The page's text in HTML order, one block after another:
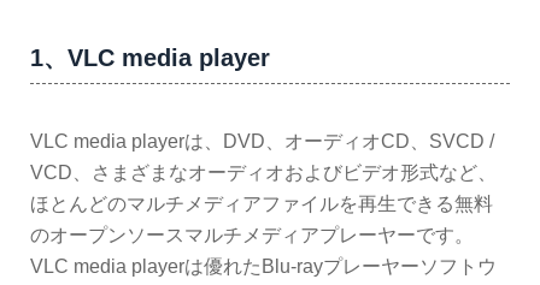
1、VLC media player
VLC media playerは、DVD、オーディオCD、SVCD /
VCD、さまざまなオーディオおよびビデオ形式など、
ほとんどのマルチメディアファイルを再生できる無料
のオープンソースマルチメディアプレーヤーです。
VLC media playerは優れたBlu-rayプレーヤーソフトウ